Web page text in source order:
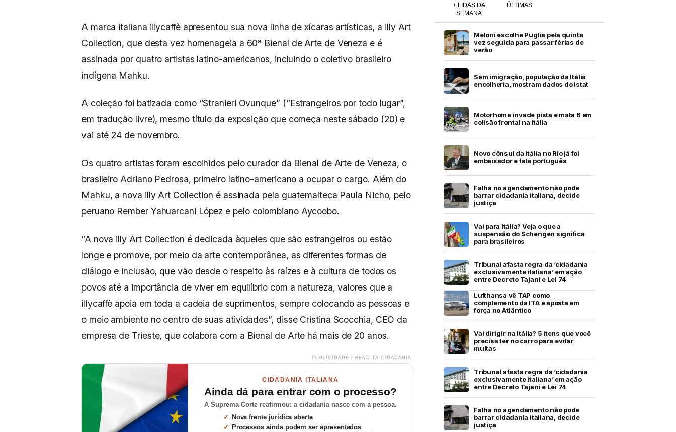
A marca italiana illycaffè apresentou sua nova linha de xícaras artísticas, a illy Art
Collection, que desta vez homenageia a 60ª Bienal de Arte de Veneza e é
assinada por quatro artistas latino-americanos, incluindo o coletivo brasileiro
indígena Mahku.
A coleção foi batizada como “Stranieri Ovunque” (“Estrangeiros por todo lugar”,
em tradução livre), mesmo título da exposição que começa neste sábado (20) e
vai até 24 de novembro.
Os quatro artistas foram escolhidos pelo curador da Bienal de Arte de Veneza, o
brasileiro Adriano Pedrosa, primeiro latino-americano a ocupar o cargo. Além do
Mahku, a nova illy Art Collection é assinada pela guatemalteca Paula Nicho, pelo
peruano Rember Yahuarcani López e pelo colombiano Aycoobo.
“A nova illy Art Collection é dedicada àqueles que são estrangeiros ou estão
longe e promove, por meio da arte contemporânea, as diferentes formas de
diálogo e inclusão, que vão desde o respeito às raízes e à cultura de todos os
povos até a importância de viver em equilíbrio com a natureza, valores que a
illycaffè apoia em toda a cadeia de suprimentos, sempre colocando as pessoas e
o meio ambiente no centro de suas atividades”, disse Cristina Scocchia, CEO da
empresa de Trieste, que colabora com a Bienal de Arte há mais de 20 anos.
PUBLICIDADE / BENDITA CIDADANIA
CIDADANIA ITALIANA
Ainda dá para entrar com o processo?
A Suprema Corte reafirmou: a cidadania nasce com a pessoa.
Nova frente jurídica aberta
Processos ainda podem ser apresentados
+ LIDAS DA
SEMANA
ÚLTIMAS
Meloni escolhe Puglia pela quinta
vez seguida para passar férias de
verão
Sem imigração, população da Itália
encolheria, mostram dados do Istat
Motorhome invade pista e mata 6 em
colisão frontal na Itália
Novo cônsul da Itália no Rio já foi
embaixador e fala português
Falha no agendamento não pode
barrar cidadania italiana, decide
justiça
Vai para Itália? Veja o que a
suspensão do Schengen significa
para brasileiros
Tribunal afasta regra da ‘cidadania
exclusivamente italiana’ em ação
entre Decreto Tajani e Lei 74
Lufthansa vê TAP como
complemento da ITA e aposta em
força no Atlântico
Vai dirigir na Itália? 5 itens que você
precisa ter no carro para evitar
multas
Tribunal afasta regra da ‘cidadania
exclusivamente italiana’ em ação
entre Decreto Tajani e Lei 74
Falha no agendamento não pode
barrar cidadania italiana, decide
justiça